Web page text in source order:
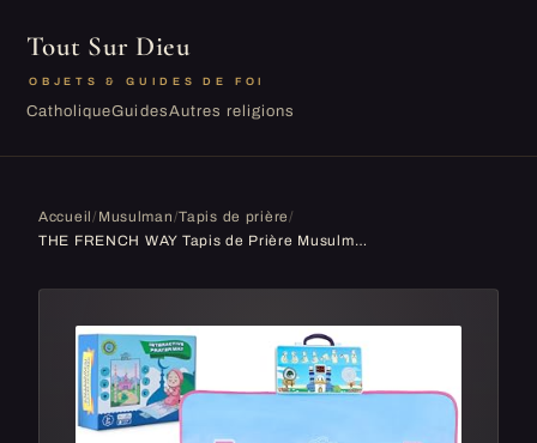
Tout Sur Dieu
OBJETS & GUIDES DE FOI
CatholiqueGuidesAutres religions
Accueil/ Musulman/Tapis de prière/
THE FRENCH WAY Tapis de Prière Musulman Électronique – Tapis Interactif pour Enfant – Apprentissage Ludique des Prières – Récitation de Sourates du Coran et Doua – Chapelet pour Tasbih Inclus – Rose